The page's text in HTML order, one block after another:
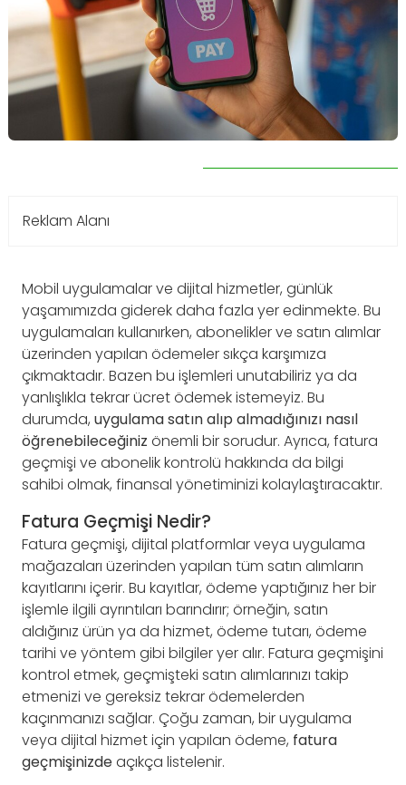
Reklam Alanı
Mobil uygulamalar ve dijital hizmetler, günlük
yaşamımızda giderek daha fazla yer edinmekte. Bu
uygulamaları kullanırken, abonelikler ve satın alımlar
üzerinden yapılan ödemeler sıkça karşımıza
çıkmaktadır. Bazen bu işlemleri unutabiliriz ya da
yanlışlıkla tekrar ücret ödemek istemeyiz. Bu
durumda, uygulama satın alıp almadığınızı nasıl
öğrenebileceğiniz önemli bir sorudur. Ayrıca, fatura
geçmişi ve abonelik kontrolü hakkında da bilgi
sahibi olmak, finansal yönetiminizi kolaylaştıracaktır.
Fatura Geçmişi Nedir?
Fatura geçmişi, dijital platformlar veya uygulama
mağazaları üzerinden yapılan tüm satın alımların
kayıtlarını içerir. Bu kayıtlar, ödeme yaptığınız her bir
işlemle ilgili ayrıntıları barındırır; örneğin, satın
aldığınız ürün ya da hizmet, ödeme tutarı, ödeme
tarihi ve yöntem gibi bilgiler yer alır. Fatura geçmişini
kontrol etmek, geçmişteki satın alımlarınızı takip
etmenizi ve gereksiz tekrar ödemelerden
kaçınmanızı sağlar. Çoğu zaman, bir uygulama
veya dijital hizmet için yapılan ödeme, fatura
geçmişinizdeaçıkça listelenir.